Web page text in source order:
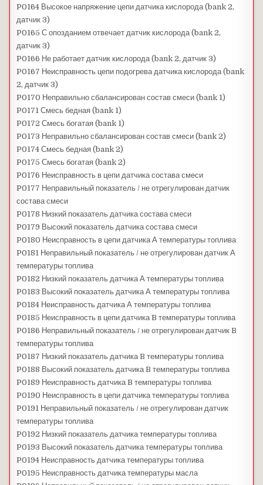
P0164 Высокое напряжение цепи датчика кислорода (bank 2,
датчик 3)
P0165 С опозданием отвечает датчик кислорода (bank 2,
датчик 3)
P0166 Не работает датчик кислорода (bank 2, датчик 3)
P0167 Неисправность цепи подогрева датчика кислорода (bank
2, датчик 3)
P0170 Неправильно сбалансирован состав смеси (bank 1)
P0171 Смесь бедная (bank 1)
P0172 Смесь богатая (bank 1)
P0173 Неправильно сбалансирован состав смеси (bank 2)
P0174 Смесь бедная (bank 2)
P0175 Смесь богатая (bank 2)
P0176 Неисправность в цепи датчика состава смеси
P0177 Неправильный показатель / не отрегулирован датчик
состава смеси
P0178 Низкий показатель датчика состава смеси
P0179 Высокий показатель датчика состава смеси
P0180 Неисправность в цепи датчика А температуры топлива
P0181 Неправильный показатель / не отрегулирован датчик А
температуры топлива
P0182 Низкий показатель датчика А температуры топлива
P0183 Высокий показатель датчика А температуры топлива
P0184 Неисправность датчика А температуры топлива
P0185 Неисправность в цепи датчика B температуры топлива
P0186 Неправильный показатель / не отрегулирован датчик B
температуры топлива
P0187 Низкий показатель датчика B температуры топлива
P0188 Высокий показатель датчика B температуры топлива
P0189 Неисправность датчика B температуры топлива
P0190 Неисправность в цепи датчика температуры топлива
P0191 Неправильный показатель / не отрегулирован датчик
температуры топлива
P0192 Низкий показатель датчика температуры топлива
P0193 Высокий показатель датчика температуры топлива
P0194 Неисправность датчика температуры топлива
P0195 Неисправность датчика температуры масла